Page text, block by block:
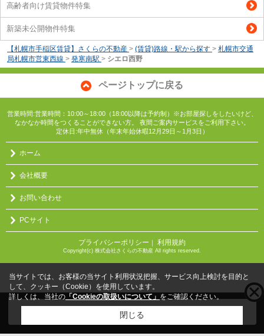
高齢者向け賃貸物件特集
新築未公開物件特集
【札幌市手稲区賃貸】さくらの不動産 > (賃貸)路線・駅から探す > 札幌市交通
局札幌市営東西線 > 発寒南駅 > シエロ西野
ページトップに戻る
営業時間:営業時間：10:00～18:00（18:00以降は予約制）※お部屋探しをしたいけど、
なかなか時間をつくることができない方。 夜間ご案内サービスをご利用下さい。
定休日:年中無休（年末年始休暇12月29日～1月3日）
ホーム
会社概要
お問い合わせ
PCサイト
プライバシーポリシー ｜ 利用規約
Copyright(c) 株式会社さくらの不動産 All rights reserved.
こちらの物件をご覧の方にお勧めな物件
当サイトでは、お客様の当サイト利用状況把握、サービス向上検討を目的と
して、クッキー（Cookie）を使用しています。
詳しくは、当社の 「Cookieの取扱いについて」 をご確認ください。
閉じる